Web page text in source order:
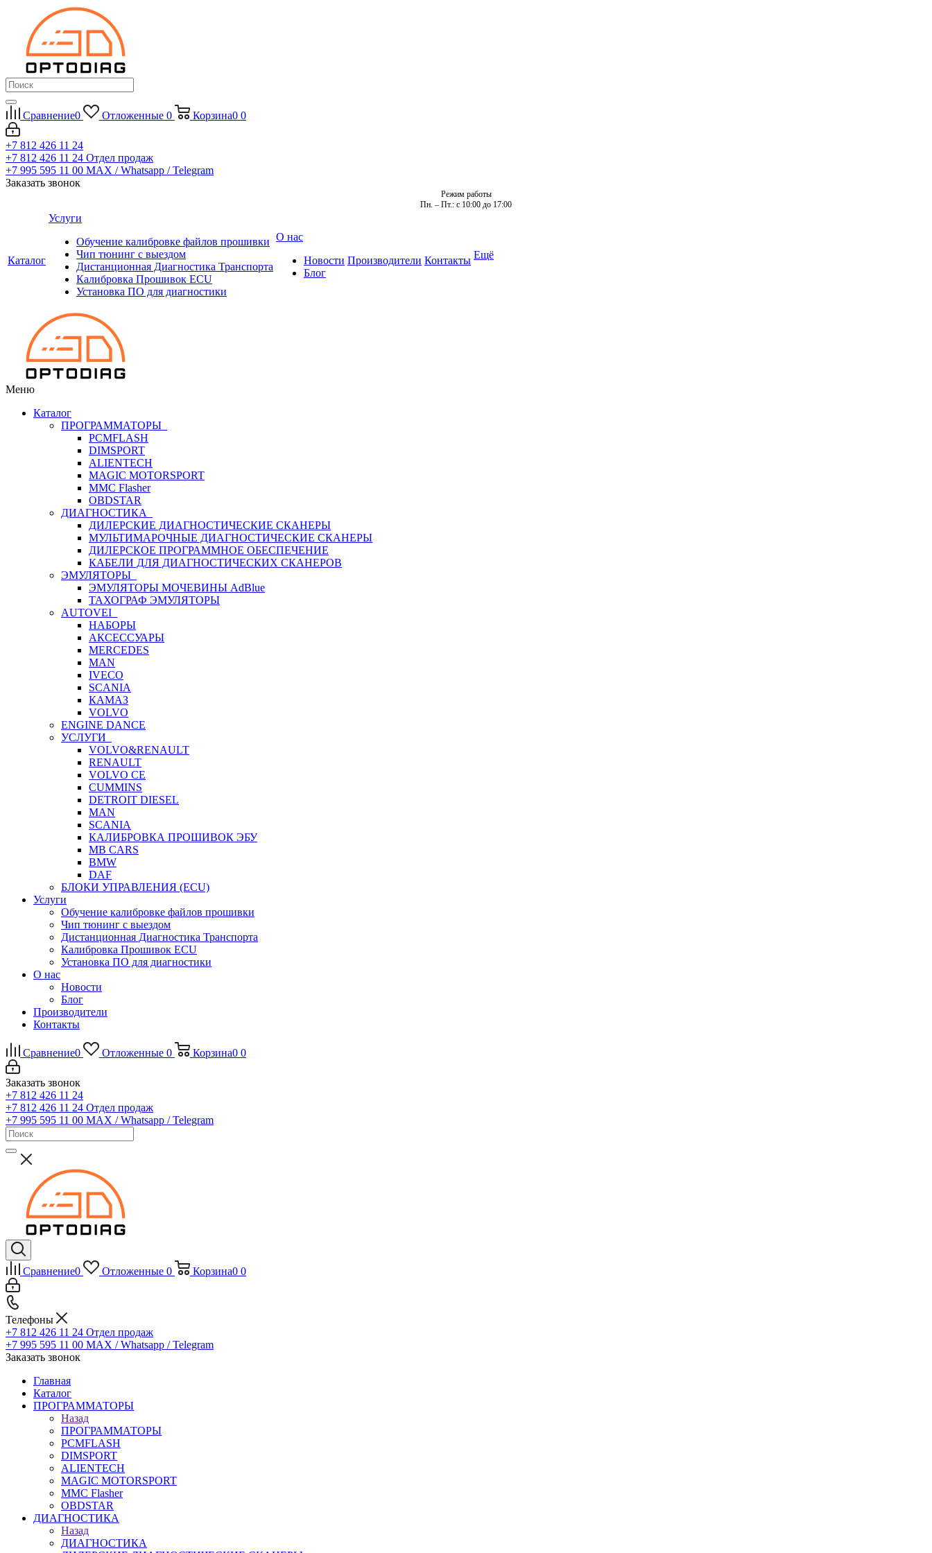
Сравнение0 Отложенные 0 Корзина0 0
+7 812 426 11 24
+7 812 426 11 24 Отдел продаж
+7 995 595 11 00 MAX / Whatsapp / Telegram
Заказать звонок
Режим работы
Пн. – Пт.: с 10:00 до 17:00
Каталог
Услуги
Обучение калибровке файлов прошивки
Чип тюнинг с выездом
Дистанционная Диагностика Транспорта
Калибровка Прошивок ECU
Установка ПО для диагностики
О нас
Новости
Блог
Производители Контакты Ещё
Меню
Каталог
ПРОГРАММАТОРЫ
PCMFLASH
DIMSPORT
ALIENTECH
MAGIC MOTORSPORT
MMC Flasher
OBDSTAR
ДИАГНОСТИКА
ДИЛЕРСКИЕ ДИАГНОСТИЧЕСКИЕ СКАНЕРЫ
МУЛЬТИМАРОЧНЫЕ ДИАГНОСТИЧЕСКИЕ СКАНЕРЫ
ДИЛЕРСКОЕ ПРОГРАММНОЕ ОБЕСПЕЧЕНИЕ
КАБЕЛИ ДЛЯ ДИАГНОСТИЧЕСКИХ СКАНЕРОВ
ЭМУЛЯТОРЫ
ЭМУЛЯТОРЫ МОЧЕВИНЫ АdBlue
ТАХОГРАФ ЭМУЛЯТОРЫ
AUTOVEI
НАБОРЫ
АКСЕССУАРЫ
MERCEDES
MAN
IVECO
SCANIA
КАМАЗ
VOLVO
ENGINE DANCE
УСЛУГИ
VOLVO&RENAULT
RENAULT
VOLVO CE
CUMMINS
DETROIT DIESEL
MAN
SCANIA
КАЛИБРОВКА ПРОШИВОК ЭБУ
MB CARS
BMW
DAF
БЛОКИ УПРАВЛЕНИЯ (ECU)
Услуги
Обучение калибровке файлов прошивки
Чип тюнинг с выездом
Дистанционная Диагностика Транспорта
Калибровка Прошивок ECU
Установка ПО для диагностики
О нас
Новости
Блог
Производители
Контакты
Сравнение0 Отложенные 0 Корзина0 0
Заказать звонок
+7 812 426 11 24
+7 812 426 11 24 Отдел продаж
+7 995 595 11 00 MAX / Whatsapp / Telegram
Сравнение0 Отложенные 0 Корзина0 0
Телефоны
+7 812 426 11 24 Отдел продаж
+7 995 595 11 00 MAX / Whatsapp / Telegram
Заказать звонок
Главная
Каталог
ПРОГРАММАТОРЫ
Назад
ПРОГРАММАТОРЫ
PCMFLASH
DIMSPORT
ALIENTECH
MAGIC MOTORSPORT
MMC Flasher
OBDSTAR
ДИАГНОСТИКА
Назад
ДИАГНОСТИКА